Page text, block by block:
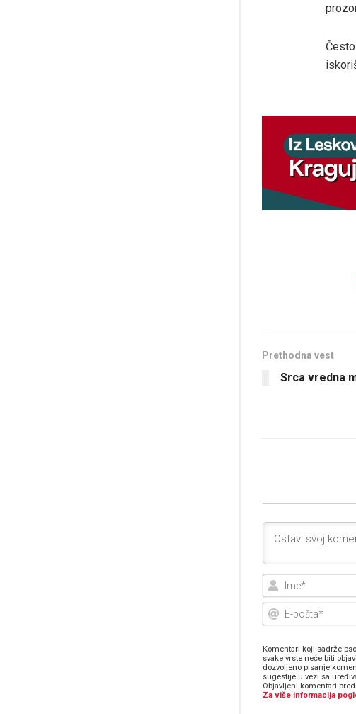
Prethodna vest
Srca vredna
Komentari koji sadrže
svake vrste neće biti
dozvoljeno pisanje
sugestije u vezi sa
Objavljeni komentari
Za više informacija